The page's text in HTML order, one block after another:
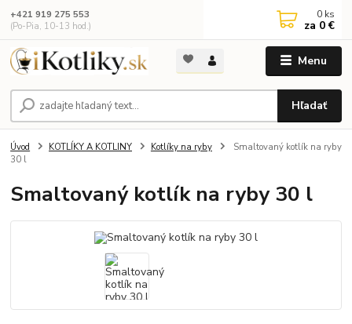
Menu
Hľadať
+421 919 275 553
(Po-Pia, 10-13 hod.)
0 ks
za 0 €
Úvod KOTLÍKY A KOTLINY Kotlíky na ryby
Smaltovaný kotlík na ryby
30 l
Smaltovaný kotlík na ryby 30 l